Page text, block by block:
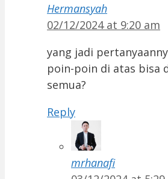
Hermansyah
02/12/2024 at 9:20 am
yang jadi
poin-poin di atas bisa
semua?
Reply
mrhanafi